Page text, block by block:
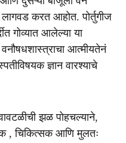
लागवड करत आहोत. पोर्तुगीज
गोव्यात आलेल्या या
आत्मीयतेनं
ज्ञान वारश्याचे
वावटळीची झळ पोहचल्याने,
, चिकित्सक आणि मुलतः